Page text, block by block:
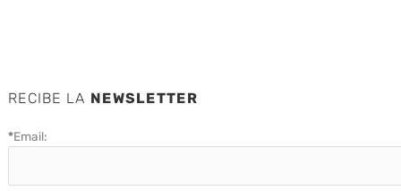
RECIBE LA NEWSLETTER
*Email: